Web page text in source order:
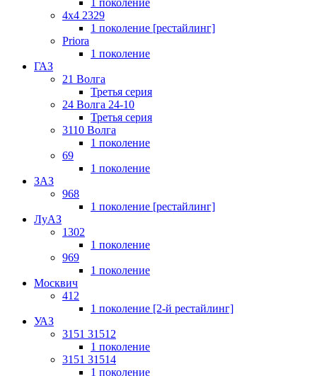
1 поколение
4x4 2329
1 поколение [рестайлинг]
Priora
1 поколение
ГАЗ
21 Волга
Третья серия
24 Волга 24-10
Третья серия
3110 Волга
1 поколение
69
1 поколение
ЗАЗ
968
1 поколение [рестайлинг]
ЛуАЗ
1302
1 поколение
969
1 поколение
Москвич
412
1 поколение [2-й рестайлинг]
УАЗ
3151 31512
1 поколение
3151 31514
1 поколение